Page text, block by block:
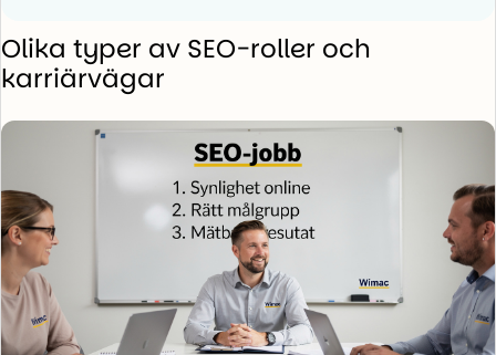
Olika typer av SEO-roller och
karriärvägar